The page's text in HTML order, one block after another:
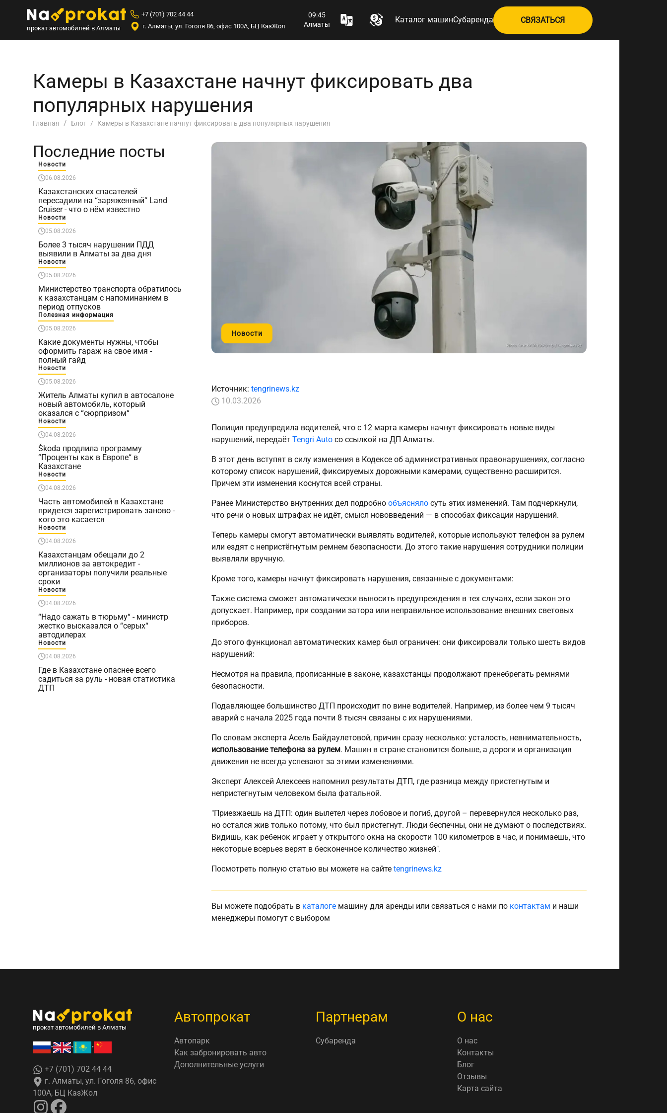
прокат автомобилей в Алматы
+7 (701) 702 44 44
г. Алматы, ул. Гоголя 86, офис 100А, БЦ КазЖол
09:45
Алматы
Каталог машинСубаренда СВЯЗАТЬСЯ
Камеры в Казахстане начнут фиксировать два
популярных нарушения
Главная Блог Камеры в Казахстане начнут фиксировать два популярных нарушения
Последние посты
Новости
06.08.2026
Казахстанских спасателей
пересадили на “заряженный“ Land
Cruiser - что о нём известно
Новости
05.08.2026
Более 3 тысяч нарушении ПДД
выявили в Алматы за два дня
Новости
05.08.2026
Министерство транспорта обратилось
к казахстанцам с напоминанием в
период отпусков
Полезная информация
05.08.2026
Какие документы нужны, чтобы
оформить гараж на свое имя -
полный гайд
Новости
05.08.2026
Житель Алматы купил в автосалоне
новый автомобиль, который
оказался с “сюрпризом“
Новости
04.08.2026
Škoda продлила программу
“Проценты как в Европе“ в
Казахстане
Новости
04.08.2026
Часть автомобилей в Казахстане
придется зарегистрировать заново -
кого это касается
Новости
04.08.2026
Казахстанцам обещали до 2
миллионов за автокредит -
организаторы получили реальные
сроки
Новости
04.08.2026
“Надо сажать в тюрьму“ - министр
жестко высказался о “серых“
автодилерах
Новости
04.08.2026
Где в Казахстане опаснее всего
садиться за руль - новая статистика
ДТП
Новости
Источник: tengrinews.kz
10.03.2026
Полиция предупредила водителей, что с 12 марта камеры начнут фиксировать новые виды
нарушений, передаёт Tengri Auto со ссылкой на ДП Алматы.
В этот день вступят в силу изменения в Кодексе об административных правонарушениях, согласно
которому список нарушений, фиксируемых дорожными камерами, существенно расширится.
Причем эти изменения коснутся всей страны.
Ранее Министерство внутренних дел подробно объясняло суть этих изменений. Там подчеркнули,
что речи о новых штрафах не идёт, смысл нововведений — в способах фиксации нарушений.
Теперь камеры смогут автоматически выявлять водителей, которые используют телефон за рулем
или ездят с непристёгнутым ремнем безопасности. До этого такие нарушения сотрудники полиции
выявляли вручную.
Кроме того, камеры начнут фиксировать нарушения, связанные с документами:
Также система сможет автоматически выносить предупреждения в тех случаях, если закон это
допускает. Например, при создании затора или неправильное использование внешних световых
приборов.
До этого функционал автоматических камер был ограничен: они фиксировали только шесть видов
нарушений:
Несмотря на правила, прописанные в законе, казахстанцы продолжают пренебрегать ремнями
безопасности.
Подавляющее большинство ДТП происходит по вине водителей. Например, из более чем 9 тысяч
аварий с начала 2025 года почти 8 тысяч связаны с их нарушениями.
По словам эксперта Асель Байдаулетовой, причин сразу несколько: усталость, невнимательность,
использование телефона за рулем. Машин в стране становится больше, а дороги и организация
движения не всегда успевают за этими изменениями.
Эксперт Алексей Алексеев напомнил результаты ДТП, где разница между пристегнутым и
непристегнутым человеком была фатальной.
"Приезжаешь на ДТП: один вылетел через лобовое и погиб, другой – перевернулся несколько раз,
но остался жив только потому, что был пристегнут. Люди беспечны, они не думают о последствиях.
Видишь, как ребенок играет у открытого окна на скорости 100 километров в час, и понимаешь, что
некоторые всерьез верят в бесконечное количество жизней".
Посмотреть полную статью вы можете на сайте tengrinews.kz
Вы можете подобрать в каталоге машину для аренды или связаться с нами по контактам и наши
менеджеры помогут с выбором
прокат автомобилей в Алматы
• • •
+7 (701) 702 44 44
г. Алматы, ул. Гоголя 86, офис
100А, БЦ КазЖол
Автопрокат
Автопарк
Как забронировать авто
Дополнительные услуги
Партнерам
Субаренда
О нас
О нас
Контакты
Блог
Отзывы
Карта сайта